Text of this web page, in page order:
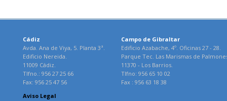
Cádiz
Avda. Ana de Viya, 5. Planta 3ª.
Edificio Nereida.
11009 Cádiz.
Tlfno.: 956 27 25 66
Fax: 956 25 47 56
Campo de Gibraltar
Edificio Azabache, 4º. Oficinas 27 - 28.
Parque Tec. Las Marismas de
11370 - Los Barrios.
Tlfno: 956 65 10 02
Fax : 956 63 18 38
Aviso Legal